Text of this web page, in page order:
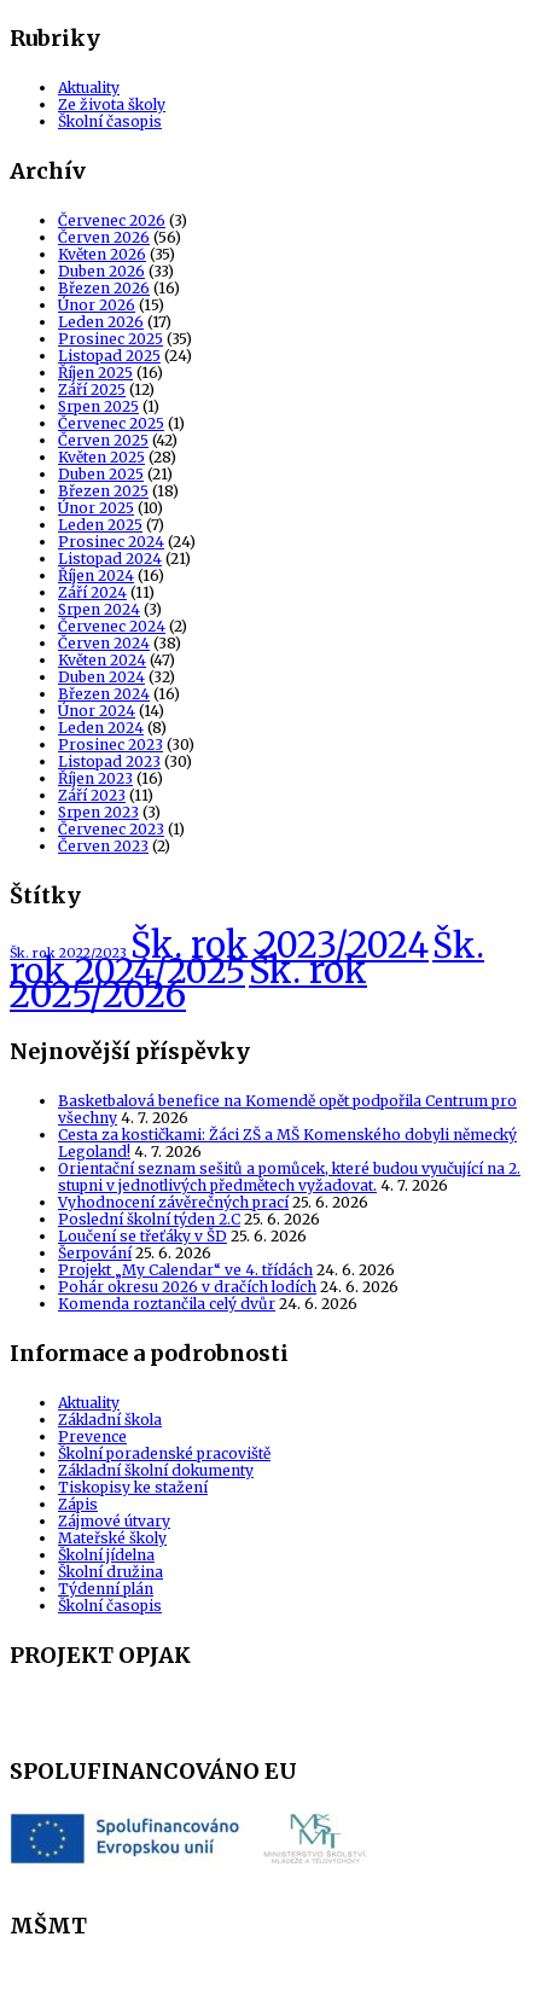
Rubriky
Aktuality
Ze života školy
Školní časopis
Archív
Červenec 2026 (3)
Červen 2026 (56)
Květen 2026 (35)
Duben 2026 (33)
Březen 2026 (16)
Únor 2026 (15)
Leden 2026 (17)
Prosinec 2025 (35)
Listopad 2025 (24)
Říjen 2025 (16)
Září 2025 (12)
Srpen 2025 (1)
Červenec 2025 (1)
Červen 2025 (42)
Květen 2025 (28)
Duben 2025 (21)
Březen 2025 (18)
Únor 2025 (10)
Leden 2025 (7)
Prosinec 2024 (24)
Listopad 2024 (21)
Říjen 2024 (16)
Září 2024 (11)
Srpen 2024 (3)
Červenec 2024 (2)
Červen 2024 (38)
Květen 2024 (47)
Duben 2024 (32)
Březen 2024 (16)
Únor 2024 (14)
Leden 2024 (8)
Prosinec 2023 (30)
Listopad 2023 (30)
Říjen 2023 (16)
Září 2023 (11)
Srpen 2023 (3)
Červenec 2023 (1)
Červen 2023 (2)
Štítky
Šk. rok 2022/2023 Šk. rok 2023/2024Šk.
rok 2024/2025Šk. rok
2025/2026
Nejnovější příspěvky
Basketbalová benefice na Komendě opět podpořila Centrum pro
všechny 4. 7. 2026
Cesta za kostičkami: Žáci ZŠ a MŠ Komenského dobyli německý
Legoland! 4. 7. 2026
Orientační seznam sešitů a pomůcek, které budou vyučující na 2.
stupni v jednotlivých předmětech vyžadovat. 4. 7. 2026
Vyhodnocení závěrečných prací 25. 6. 2026
Poslední školní týden 2.C 25. 6. 2026
Loučení se třeťáky v ŠD 25. 6. 2026
Šerpování 25. 6. 2026
Projekt „My Calendar“ ve 4. třídách 24. 6. 2026
Pohár okresu 2026 v dračích lodích 24. 6. 2026
Komenda roztančila celý dvůr 24. 6. 2026
Informace a podrobnosti
Aktuality
Základní škola
Prevence
Školní poradenské pracoviště
Základní školní dokumenty
Tiskopisy ke stažení
Zápis
Zájmové útvary
Mateřské školy
Školní jídelna
Školní družina
Týdenní plán
Školní časopis
PROJEKT OPJAK
SPOLUFINANCOVÁNO EU
MŠMT